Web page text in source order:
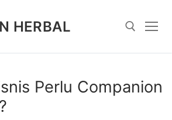
HERBAL
Perlu Companion